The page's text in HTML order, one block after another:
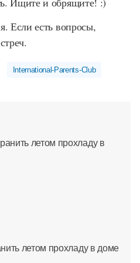
Если есть вопросы,
International-Parents-Club
летом прохладу в доме